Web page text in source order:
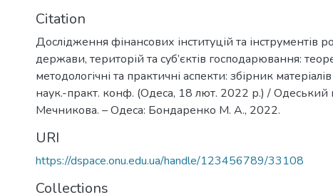
Citation
Дослідження фінансових інституцій та інструментів
держави, територій та суб’єктів господарювання:
методологічні та практичні аспекти: збірник
наук.-практ. конф. (Одеса, 18 лют. 2022 р.) / Одеський
Мечникова. – Одеса: Бондаренко М. А., 2022.
URI
https://dspace.onu.edu.ua/handle/123456789/33108
Collections